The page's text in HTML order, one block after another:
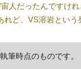
人だったんですけ
ど、VS溶岩という
筆時点のものです。